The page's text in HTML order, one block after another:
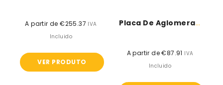
Preço
normal
A partir de €255.37 IVA
Incluido
VER PRODUTO
Placa De Aglomerado De Cortiça Expandida
Preço
normal
A partir de €87.91 IVA
Incluido